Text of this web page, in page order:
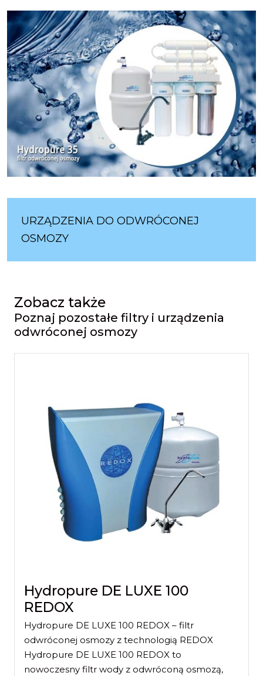
URZĄDZENIA DO ODWRÓCONEJ
OSMOZY
Zobacz także
Poznaj pozostałe filtry i urządzenia
odwróconej osmozy
Hydropure DE LUXE 100
REDOX
Hydropure DE LUXE 100 REDOX – filtr
odwróconej osmozy z technologią REDOX
Hydropure DE LUXE 100 REDOX to
nowoczesny filtr wody z odwróconą osmozą,